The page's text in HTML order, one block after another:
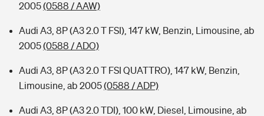
2005(0588 / AAW)
Audi A3, 8P (A3 2.0 T FSI), 147 kW, Benzin, Limousine, ab
2005(0588 / ADO)
Audi A3, 8P (A3 2.0 T FSI QUATTRO), 147 kW, Benzin,
Limousine, ab 2005(0588 / ADP)
Audi A3, 8P (A3 2.0 TDI), 100 kW, Diesel, Limousine, ab